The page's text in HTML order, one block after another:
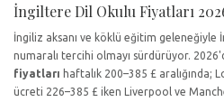
İngiltere Dil Okulu Fiyatları
İngiliz aksanı ve köklü eğitim
numaralı tercihi olmayı sürdürüyor.
fiyatları haftalık 200–385 £
ücreti 226–385 £ iken Liverpool ve